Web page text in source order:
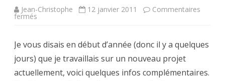
Jean-Christophe 12 janvier 2011 Commentaires
fermés
ECM,
échanges
et
webinars
métiers
Je vous disais en début d’année (donc il y a quelques
jours) que je travaillais sur un nouveau projet
actuellement, voici quelques infos complémentaires.